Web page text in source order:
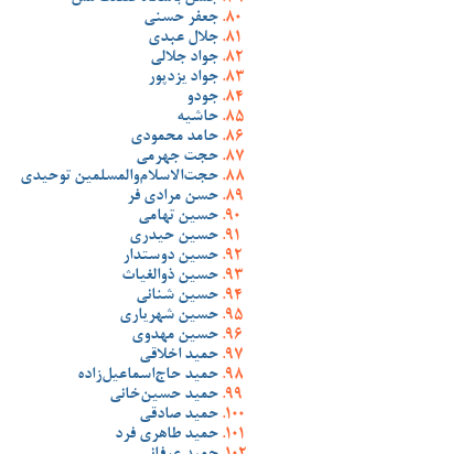
جعفر حسنی
جلال عبدی
جواد جلالی
جواد یزدپور
جودو
حاشیه
حامد محمودی
حجت جهرمی
حجت‌الاسلام‌والمسلمین توحیدی
حسن مرادی فر
حسین تهامی
حسین حیدری
حسین دوستدار
حسین ذوالغیاث
حسین شنانی
حسین شهریاری
حسین مهدوی
حمید اخلاقی
حمید حاج‌اسماعیل‌زاده
حمید حسین‌خانی
حمید صادقی
حمید طاهری فرد